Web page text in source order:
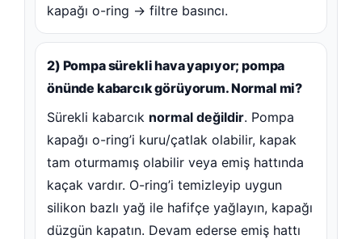
kapağı o-ring → filtre basıncı.
2) Pompa sürekli hava yapıyor; pompa
önünde kabarcık görüyorum. Normal mi?
Sürekli kabarcık normal değildir. Pompa
kapağı o-ring’i kuru/çatlak olabilir, kapak
tam oturmamış olabilir veya emiş hattında
kaçak vardır. O-ring’i temizleyip uygun
silikon bazlı yağ ile hafifçe yağlayın, kapağı
düzgün kapatın. Devam ederse emiş hattı